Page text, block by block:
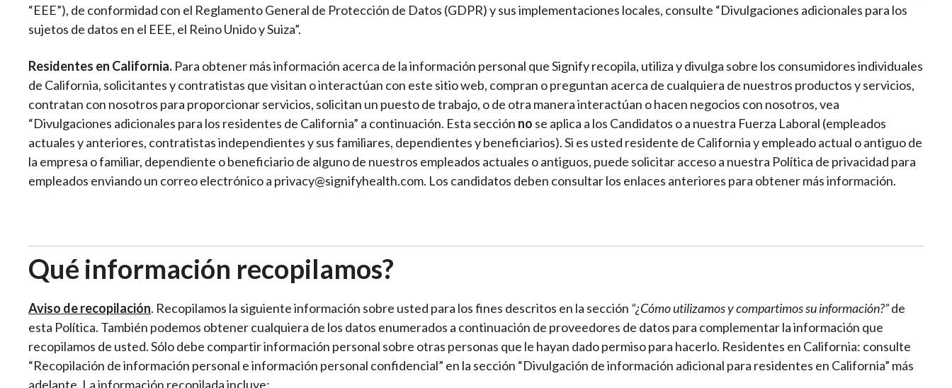
“EEE”), de conformidad con el Reglamento General de Protección de Datos (GDPR) y sus implementaciones locales, consulte “Divulgaciones adicionales para los
sujetos de datos en el EEE, el Reino Unido y Suiza”.
Residentes en California. Para obtener más información acerca de la información personal que Signify recopila, utiliza y divulga sobre los consumidores individuales
de California, solicitantes y contratistas que visitan o interactúan con este sitio web, compran o preguntan acerca de cualquiera de nuestros productos y servicios,
contratan con nosotros para proporcionar servicios, solicitan un puesto de trabajo, o de otra manera interactúan o hacen negocios con nosotros, vea
“Divulgaciones adicionales para los residentes de California” a continuación. Esta sección no se aplica a los Candidatos o a nuestra Fuerza Laboral (empleados
actuales y anteriores, contratistas independientes y sus familiares, dependientes y beneficiarios). Si es usted residente de California y empleado actual o antiguo de
la empresa o familiar, dependiente o beneficiario de alguno de nuestros empleados actuales o antiguos, puede solicitar acceso a nuestra Política de privacidad para
empleados enviando un correo electrónico a privacy@signifyhealth.com. Los candidatos deben consultar los enlaces anteriores para obtener más información.
Qué información recopilamos?
Aviso de recopilación. Recopilamos la siguiente información sobre usted para los fines descritos en la sección “¿Cómo utilizamos y compartimos su información?”de
esta Política. También podemos obtener cualquiera de los datos enumerados a continuación de proveedores de datos para complementar la información que
recopilamos de usted. Sólo debe compartir información personal sobre otras personas que le hayan dado permiso para hacerlo. Residentes en California: consulte
“Recopilación de información personal e información personal confidencial” en la sección “Divulgación de información adicional para residentes en California” más
adelante. La información recopilada incluye: